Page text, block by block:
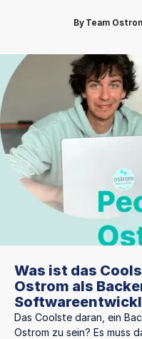
By Team
Was ist das
Ostrom als
Das Coolste daran, ein
Ostrom zu sein? Es muss